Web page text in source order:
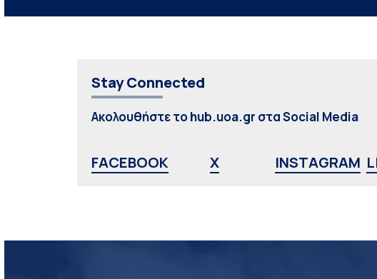
Stay Connected
Ακολουθήστε το hub.uoa.gr στα Social Media
FACEBOOK X INSTAGRAM